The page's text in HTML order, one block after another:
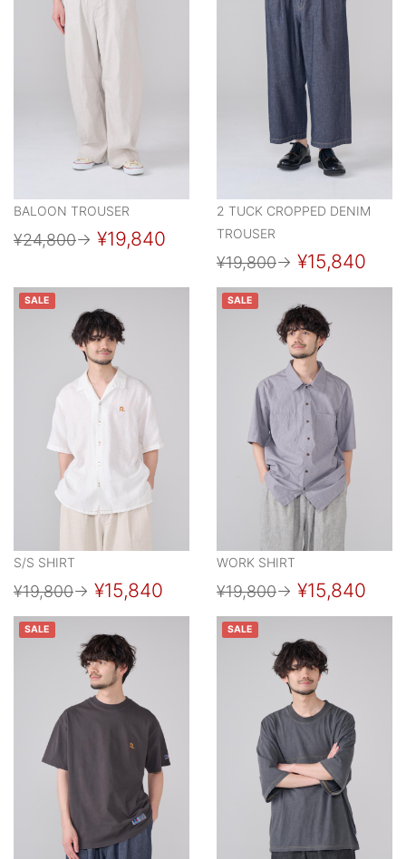
BALOON TROUSER
¥24,800→ ¥19,840
2 TUCK CROPPED DENIM
TROUSER
¥19,800→ ¥15,840
SALE
S/S SHIRT
¥19,800→ ¥15,840
SALE
WORK SHIRT
¥19,800→ ¥15,840
SALE SALE